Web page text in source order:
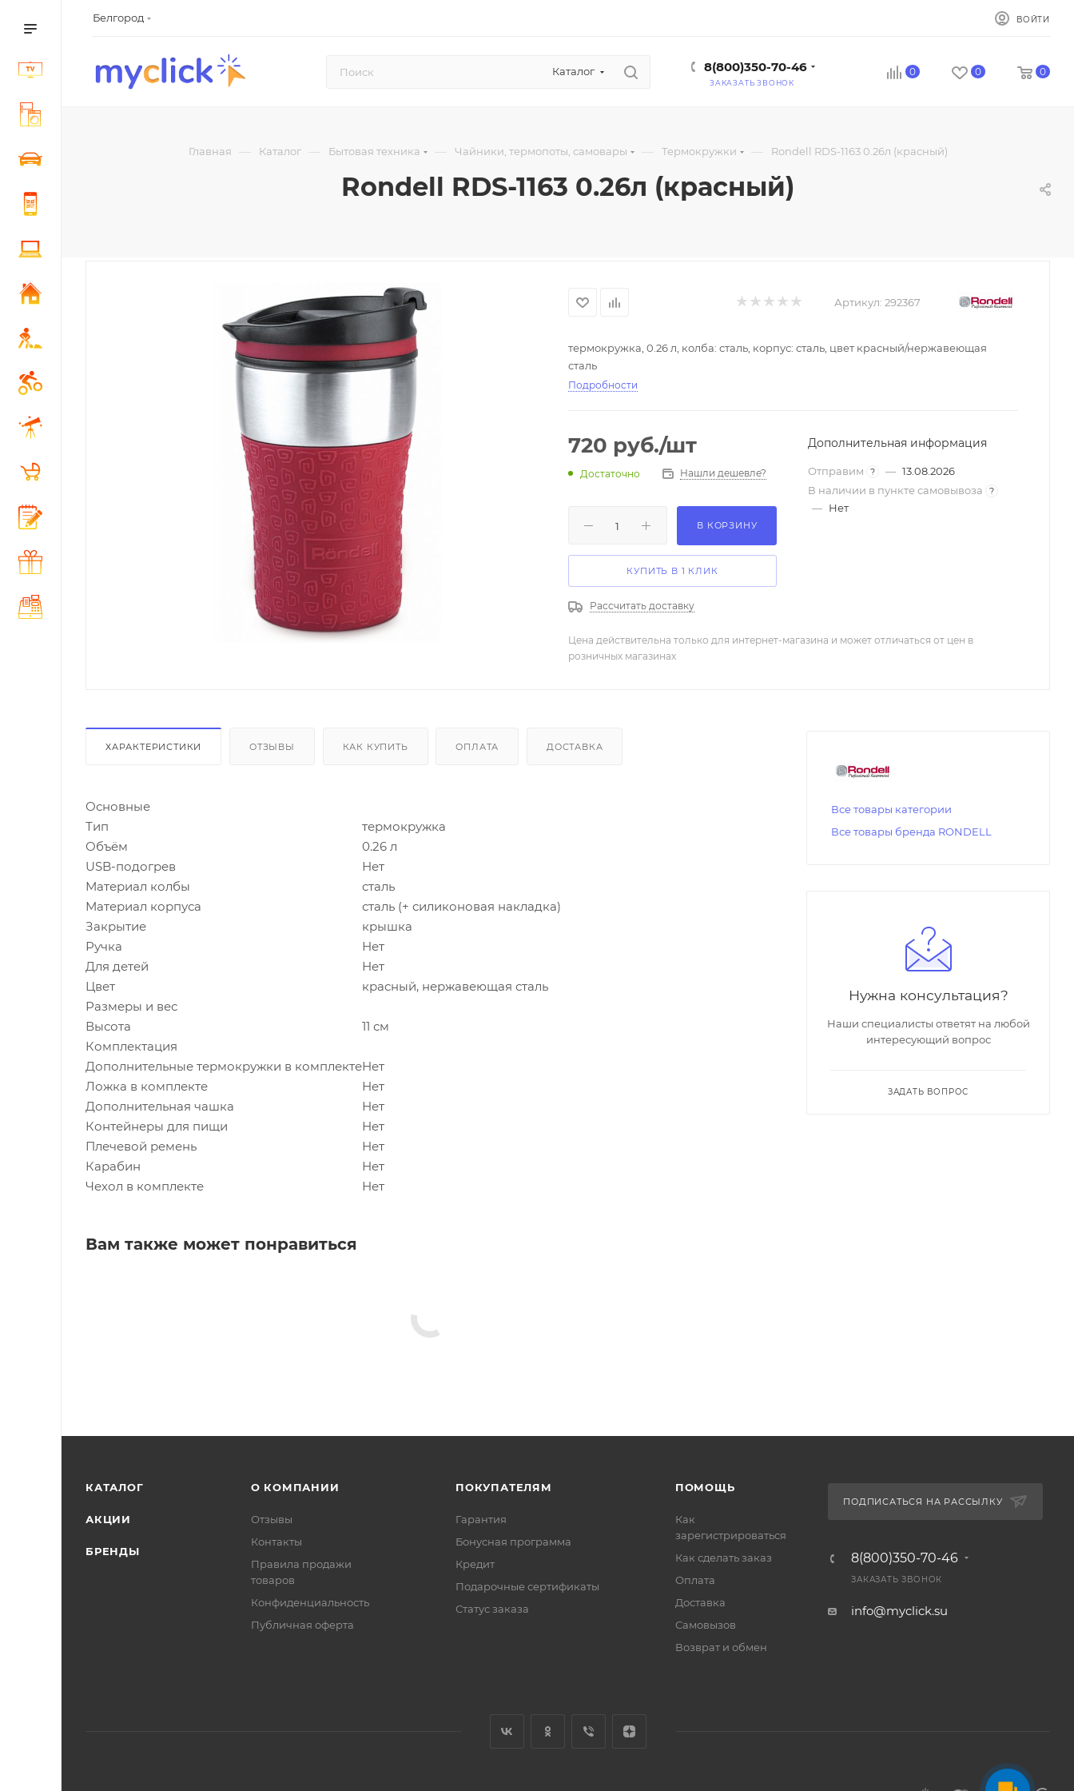
Белгород ВОЙТИ
Каталог 8(800)350-70-46
ЗАКАЗАТЬ ЗВОНОК
0 0 0
Главная — Каталог — Бытовая техника — Чайники, термопоты, самовары — Термокружки — Rondell RDS-1163 0.26л (красный)
Rondell RDS-1163 0.26л (красный)
Артикул: 292367
термокружка, 0.26 л, колба: сталь, корпус: сталь, цвет красный/нержавеющая
сталь
Подробности
720 руб./шт
Достаточно Нашли дешевле?
В КОРЗИНУ
КУПИТЬ В 1 КЛИК
Рассчитать доставку
Дополнительная информация
Отправим ? — 13.08.2026
В наличии в пункте самовывоза
?
— Нет
Цена действительна только для интернет-магазина и может отличаться от цен в
розничных магазинах
ХАРАКТЕРИСТИКИ ОТЗЫВЫ КАК КУПИТЬ ОПЛАТА ДОСТАВКА
Основные
Тип
термокружка
Объём
0.26 л
USB-подогрев
Нет
Материал колбы
сталь
Материал корпуса
сталь (+ силиконовая накладка)
Закрытие
крышка
Ручка
Нет
Для детей
Нет
Цвет
красный, нержавеющая сталь
Размеры и вес
Высота
11 см
Комплектация
Дополнительные термокружки в комплектеНет
Ложка в комплекте
Нет
Дополнительная чашка
Нет
Контейнеры для пищи
Нет
Плечевой ремень
Нет
Карабин
Нет
Чехол в комплекте
Нет
Вам также может понравиться
Все товары категории
Все товары бренда RONDELL
Нужна консультация?
Наши специалисты ответят на любой
интересующий вопрос
ЗАДАТЬ ВОПРОС
КАТАЛОГ
АКЦИИ
БРЕНДЫ
О КОМПАНИИ
Отзывы
Контакты
Правила продажи
товаров
Конфиденциальность
Публичная оферта
ПОКУПАТЕЛЯМ
Гарантия
Бонусная программа
Кредит
Подарочные сертификаты
Статус заказа
ПОМОЩЬ
Как
зарегистрироваться
Как сделать заказ
Оплата
Доставка
Самовызов
Возврат и обмен
ПОДПИСАТЬСЯ НА РАССЫЛКУ
8(800)350-70-46
ЗАКАЗАТЬ ЗВОНОК
info@myclick.su